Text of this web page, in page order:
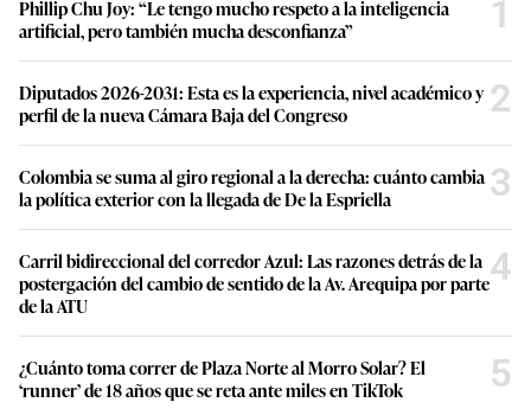
Phillip Chu Joy: “Le tengo mucho respeto a la inteligencia
artificial, pero también mucha desconfianza”
1
Diputados 2026-2031: Esta es la experiencia, nivel académico y
perfil de la nueva Cámara Baja del Congreso
2
Colombia se suma al giro regional a la derecha: cuánto cambia
la política exterior con la llegada de De la Espriella
3
Carril bidireccional del corredor Azul: Las razones detrás de la
postergación del cambio de sentido de la Av. Arequipa por parte
de la ATU
4
¿Cuánto toma correr de Plaza Norte al Morro Solar? El
‘runner’ de 18 años que se reta ante miles en TikTok
5